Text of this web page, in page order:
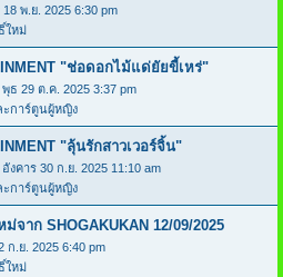
18 พ.ย. 2025 6:30 pm
ใหม่
"ช่อดอกไม้แด่ยัยขี้เหร่"
พุธ 29 ต.ค. 2025 3:37 pm
ะการ์ตูนผู้หญิง
"ลุ้นรักสาวเวอร์จิ้น"
อังคาร 30 ก.ย. 2025 11:10 am
ะการ์ตูนผู้หญิง
จาก SHOGAKUKAN 12/09/2025
ก.ย. 2025 6:40 pm
ใหม่